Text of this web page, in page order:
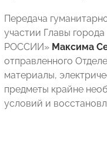
Передача
участии Главы
РОССИИ» Максима
отправленного
материалы,
предметы крайне
условий и